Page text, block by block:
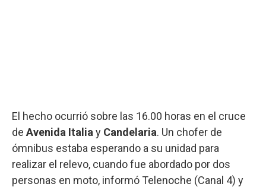
El hecho ocurrió sobre las 16.00 horas en el cruce
de Avenida Italia y Candelaria. Un chofer de
ómnibus estaba esperando a su unidad para
realizar el relevo, cuando fue abordado por dos
personas en moto, informó Telenoche (Canal 4) y